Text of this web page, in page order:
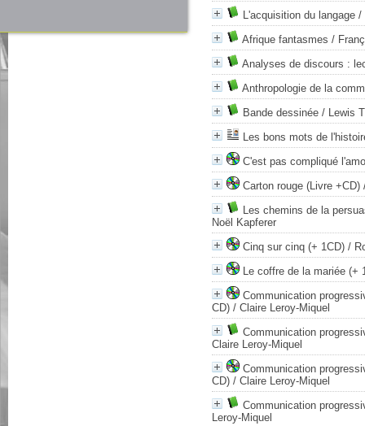
L'acquisition du langage /
Afrique fantasmes /
Analyses de discours :
Anthropologie de la
Bande dessinée / Lewis
Les bons mots de
C'est pas compliqué
Carton rouge (Livre +CD)
Les chemins de la
Noël Kapferer
Cinq sur cinq (+ 1CD) /
Le coffre de la mariée (+
Communication
CD) / Claire Leroy-Miquel
Communication
Claire Leroy-Miquel
Communication
CD) / Claire Leroy-Miquel
Communication
Leroy-Miquel